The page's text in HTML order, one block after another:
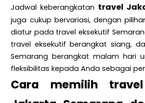
Jadwal keberangkatan travel
juga cukup bervariasi, dengan
diatur pada travel eksekutif
travel eksekutif berangkat siang,
Semarang berangkat malam hari
fleksibilitas kepada Anda sebagai
Cara memilih